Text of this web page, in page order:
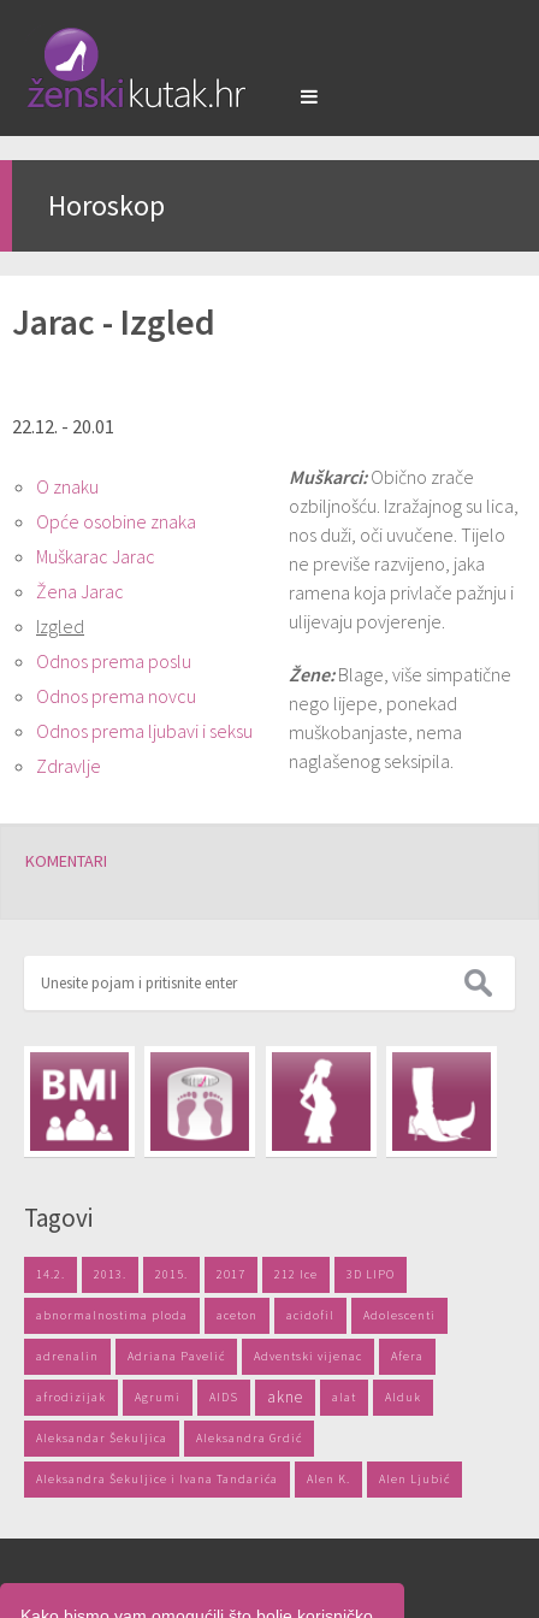
Horoskop
Jarac - Izgled
22.12. - 20.01
O znaku
Opće osobine znaka
Muškarac Jarac
Žena Jarac
Izgled
Odnos prema poslu
Odnos prema novcu
Odnos prema ljubavi i seksu
Zdravlje
Muškarci:Obično zrače
ozbiljnošću. Izražajnog su lica,
nos duži, oči uvučene. Tijelo
ne previše razvijeno, jaka
ramena koja privlače pažnju i
ulijevaju povjerenje.
Žene:Blage, više simpatične
nego lijepe, ponekad
muškobanjaste, nema
naglašenog seksipila.
KOMENTARI
Tagovi
14.2. 2013. 2015. 2017 212 Ice 3D LIPO
abnormalnostima ploda aceton acidofil Adolescenti
adrenalin Adriana Pavelić Adventski vijenac Afera
afrodizijak Agrumi AIDS akne alat Alduk
Aleksandar Šekuljica Aleksandra Grdić
Aleksandra Šekuljice i Ivana Tandarića Alen K. Alen Ljubić